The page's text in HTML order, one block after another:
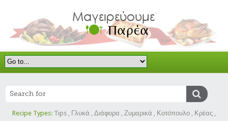
Recipe Types: Tips , Γλυκά , Διάφορα , Ζυμαρικά , Κοτόπουλο , Κρέας ,